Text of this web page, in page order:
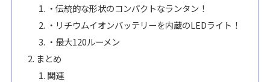
・伝統的な形状のコンパクトなランタン！
・リチウムイオンバッテリーを内蔵のLEDライト！
・最大120ルーメン
まとめ
関連